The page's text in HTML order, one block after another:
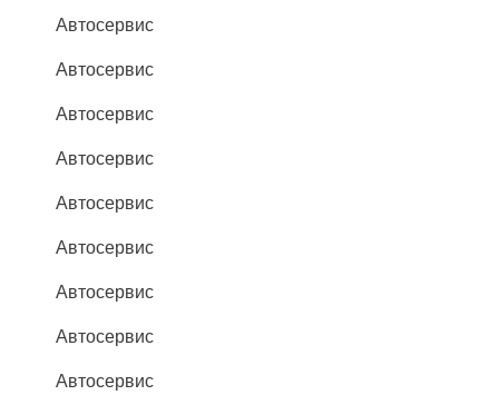
Автосервис
Автосервис
Автосервис
Автосервис
Автосервис
Автосервис
Автосервис
Автосервис
Автосервис